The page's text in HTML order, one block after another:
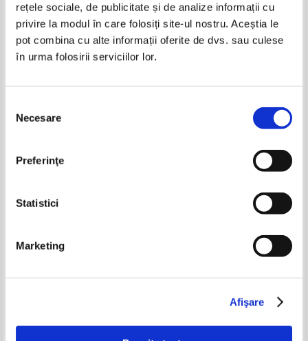
rețele sociale, de publicitate și de analize informații cu
privire la modul în care folosiți site-ul nostru. Aceștia le
pot combina cu alte informații oferite de dvs. sau culese
în urma folosirii serviciilor lor.
consimțământului
Necesare
Preferinţe
Statistici
Marketing
Afişare
Thailand
Pret:32,00Lei 12,80 Lei
Adaugă în coș
The gols guides, Paris
Pret:27,00Lei 10,80 Lei
Ron Burke - Washington DC Tutta Salamanca (ghid turistic)
-30%